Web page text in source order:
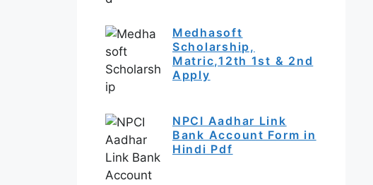
Medhasoft
Scholarship,
Matric,12th 1st & 2nd
Apply
NPCI Aadhar Link
Bank Account Form in
Hindi Pdf